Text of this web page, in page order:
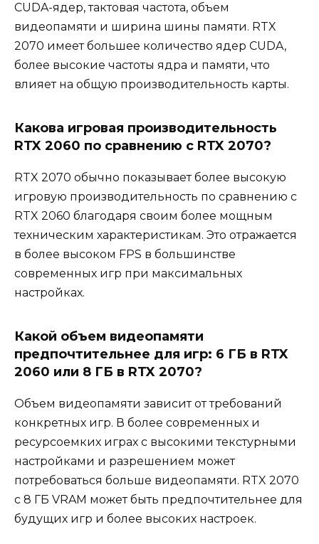
CUDA-ядер, тактовая частота, объем
видеопамяти и ширина шины памяти. RTX
2070 имеет большее количество ядер CUDA,
более высокие частоты ядра и памяти, что
влияет на общую производительность карты.
Какова игровая производительность
RTX 2060 по сравнению с RTX 2070?
RTX 2070 обычно показывает более высокую
игровую производительность по сравнению с
RTX 2060 благодаря своим более мощным
техническим характеристикам. Это отражается
в более высоком FPS в большинстве
современных игр при максимальных
настройках.
Какой объем видеопамяти
предпочтительнее для игр: 6 ГБ в RTX
2060 или 8 ГБ в RTX 2070?
Объем видеопамяти зависит от требований
конкретных игр. В более современных и
ресурсоемких играх с высокими текстурными
настройками и разрешением может
потребоваться больше видеопамяти. RTX 2070
с 8 ГБ VRAM может быть предпочтительнее для
будущих игр и более высоких настроек.